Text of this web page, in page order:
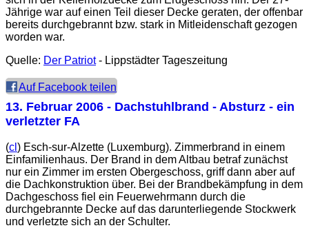
Jährige war auf einen Teil dieser Decke geraten, der offenbar
bereits durchgebrannt bzw. stark in Mitleidenschaft gezogen
worden war.
Quelle: Der Patriot- Lippstädter Tageszeitung
Auf Facebook teilen
13. Februar 2006 - Dachstuhlbrand - Absturz - ein
verletzter FA
(cl ) Esch-sur-Alzette (Luxemburg). Zimmerbrand in einem
Einfamilienhaus. Der Brand in dem Altbau betraf zunächst
nur ein Zimmer im ersten Obergeschoss, griff dann aber auf
die Dachkonstruktion über. Bei der Brandbekämpfung in dem
Dachgeschoss fiel ein Feuerwehrmann durch die
durchgebrannte Decke auf das darunterliegende Stockwerk
und verletzte sich an der Schulter.